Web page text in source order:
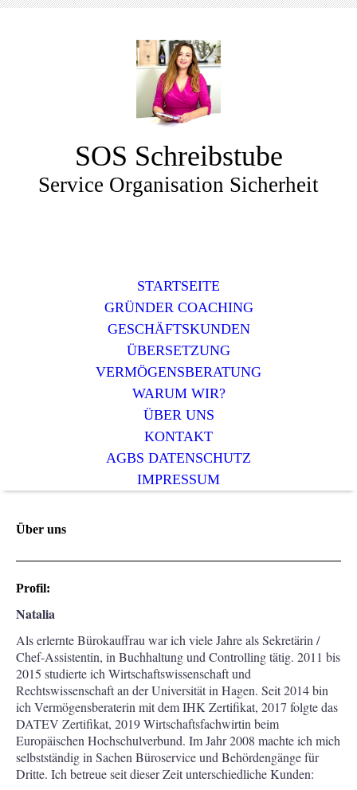
SOS Schreibstube
Service Organisation Sicherheit
STARTSEITE
GRÜNDER COACHING
GESCHÄFTSKUNDEN
ÜBERSETZUNG
VERMÖGENSBERATUNG
WARUM WIR?
ÜBER UNS
KONTAKT
AGBS DATENSCHUTZ
IMPRESSUM
Über uns
Profil:
Natalia
Als erlernte Bürokauffrau war ich viele Jahre als Sekretärin /
Chef-Assistentin, in Buchhaltung und Controlling tätig. 2011 bis
2015 studierte ich Wirtschaftswissenschaft und
Rechtswissenschaft an der Universität in Hagen. Seit 2014 bin
ich Vermögensberaterin mit dem IHK Zertifikat, 2017 folgte das
DATEV Zertifikat, 2019 Wirtschaftsfachwirtin beim
Europäischen Hochschulverbund. Im Jahr 2008 machte ich mich
selbstständig in Sachen Büroservice und Behördengänge für
Dritte. Ich betreue seit dieser Zeit unterschiedliche Kunden: